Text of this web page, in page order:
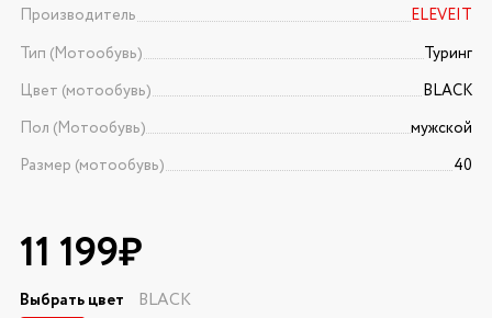
Производитель
ELEVEIT
Тип (Мотообувь)
Туринг
Цвет (мотообувь)
BLACK
Пол (Мотообувь)
мужской
Размер (мотообувь)
40
11 199₽
Выбрать цвет BLACK